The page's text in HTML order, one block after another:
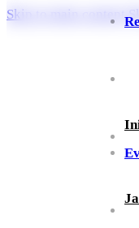
Skip to main content